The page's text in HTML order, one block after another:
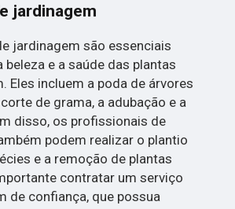
jardinagem
jardinagem são essenciais
beleza e a saúde das plantas
Eles incluem a poda de árvores
de grama, a adubação e a
disso, os profissionais de
podem realizar o plantio
e a remoção de plantas
contratar um serviço
de confiança, que possua